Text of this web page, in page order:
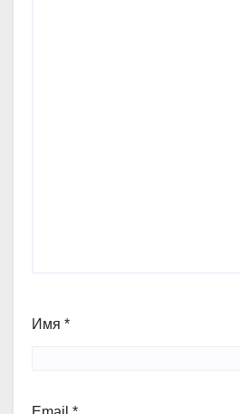
Имя *